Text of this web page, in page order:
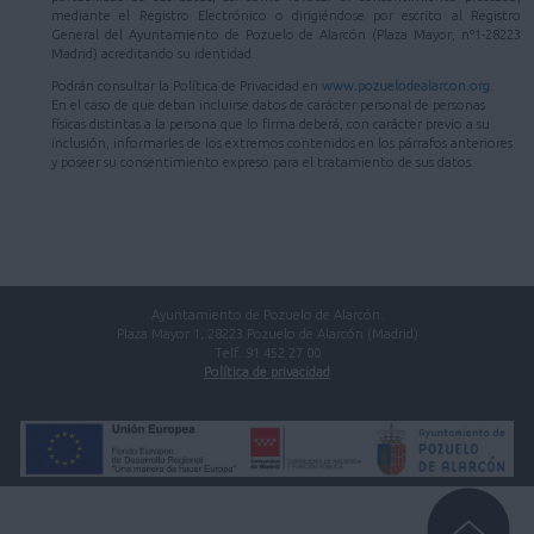
mediante el Registro Electrónico o dirigiéndose por escrito al Registro
General del Ayuntamiento de Pozuelo de Alarcón (Plaza Mayor, nº1-28223
Madrid) acreditando su identidad.
Podrán consultar la Política de Privacidad en www.pozuelodealarcon.org
En el caso de que deban incluirse datos de carácter personal de personas
físicas distintas a la persona que lo firma deberá, con carácter previo a su
inclusión, informarles de los extremos contenidos en los párrafos anteriores
y poseer su consentimiento expreso para el tratamiento de sus datos.
Ayuntamiento de Pozuelo de Alarcón.
Plaza Mayor 1, 28223 Pozuelo de Alarcón (Madrid)
Telf. 91 452 27 00
Política de privacidad